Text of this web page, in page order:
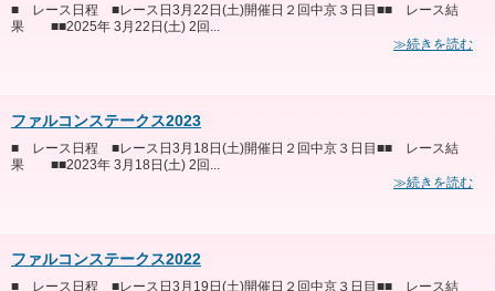
■ レース日程 ■レース日3月22日(土)開催日２回中京３日目■■ レース結
果 ■■2025年 3月22日(土) 2回...
≫続きを読む
ファルコンステークス2023
■ レース日程 ■レース日3月18日(土)開催日２回中京３日目■■ レース結
果 ■■2023年 3月18日(土) 2回...
≫続きを読む
ファルコンステークス2022
■ レース日程 ■レース日3月19日(土)開催日２回中京３日目■■ レース結